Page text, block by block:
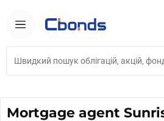
Mortgage agent